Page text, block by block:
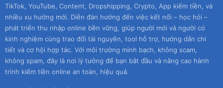
TikTok, YouTube, Content, Dropshipping, Crypto, App kiếm tiền, và
nhiều xu hướng mới. Diễn đàn hướng đến việc kết nối – học hỏi –
phát triển thu nhập online bền vững, giúp người mới và người có
kinh nghiệm cùng trao đổi tài nguyên, tool hỗ trợ, hướng dẫn chi
tiết và cơ hội hợp tác. Với môi trường minh bạch, không scam,
không spam, đây là nơi lý tưởng để bạn bắt đầu và nâng cao hành
trình kiếm tiền online an toàn, hiệu quả.